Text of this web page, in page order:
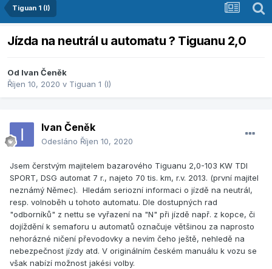
Tiguan 1 (I)
Jízda na neutrál u automatu ? Tiguanu 2,0
Od Ivan Čeněk
Říjen 10, 2020 v Tiguan 1 (I)
Ivan Čeněk
Odesláno Říjen 10, 2020
Jsem čerstvým majitelem bazarového Tiguanu 2,0-103 KW TDI
SPORT, DSG automat 7 r., najeto 70 tis. km, r.v. 2013. (první majitel
neznámý Němec). Hledám seriozní informaci o jízdě na neutrál,
resp. volnoběh u tohoto automatu. Dle dostupných rad
"odborníků" z nettu se vyřazení na "N" při jízdě např. z kopce, či
dojíždění k semaforu u automatů označuje většinou za naprosto
nehorázné ničení převodovky a nevím čeho ještě, nehledě na
nebezpečnost jízdy atd. V originálním českém manuálu k vozu se
však nabízí možnost jakési volby.